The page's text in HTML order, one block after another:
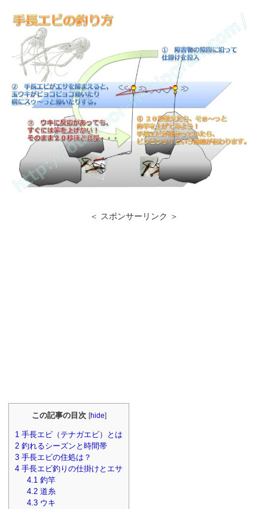
＜ スポンサーリンク ＞
この記事の目次 [hide]
1 手長エビ（テナガエビ）とは
2 釣れるシーズンと時間帯
3 手長エビの住処は？
4 手長エビ釣りの仕掛けとエサ
4.1 釣竿
4.2 道糸
4.3 ウキ